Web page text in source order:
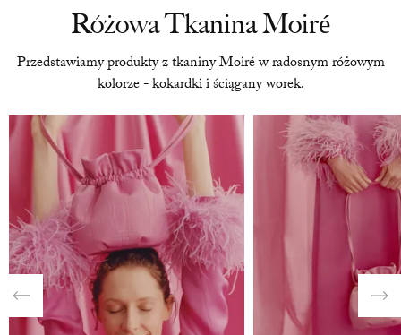
Różowa Tkanina Moiré
Przedstawiamy produkty z tkaniny Moiré w radosnym różowym
kolorze - kokardki i ściągany worek.